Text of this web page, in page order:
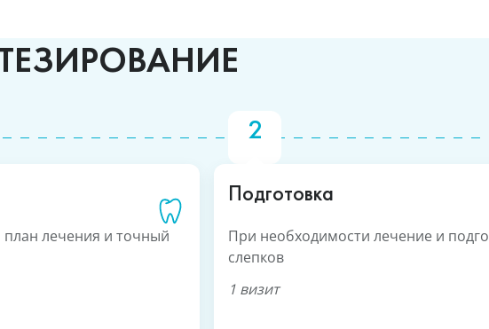
лечения и точный
Подготовка
При необходимости лечение и
слепков
1 визит